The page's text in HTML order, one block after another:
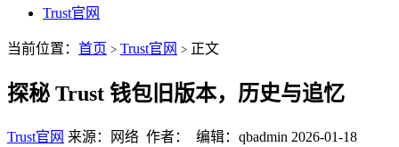
Trust官网
当前位置： 首页 > Trust官网 > 正文
探秘 Trust 钱包旧版本，历史与追忆
Trust官网 来源：网络 作者： 编辑：qbadmin 2026-01-18